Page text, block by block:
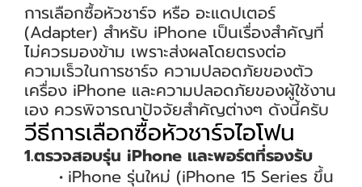
การเลือกซื้อหัวชาร์จ หรือ อะแดปเตอร์
(Adapter) สำหรับ iPhone เป็นเรื่องสำคัญที่
ไม่ควรมองข้าม เพราะส่งผลโดยตรงต่อ
ความเร็วในการชาร์จ ความปลอดภัยของตัว
เครื่อง iPhone และความปลอดภัยของผู้ใช้งาน
เอง ควรพิจารณาปัจจัยสำคัญต่างๆ ดังนี้ครับ
วีธีการเลือกซื้อหัวชาร์จไอโฟน
1.ตรวจสอบรุ่น iPhone และพอร์ตที่รองรับ
iPhone รุ่นใหม่ (iPhone 15 Series ขึ้น